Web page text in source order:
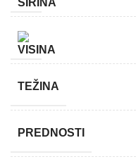
TEŽINA
PREDNOSTI